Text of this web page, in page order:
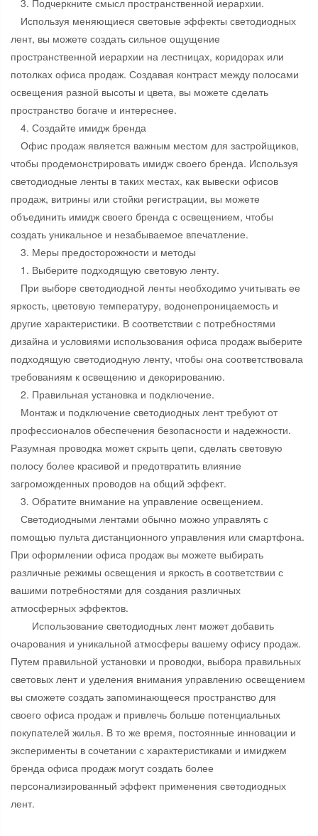
3. Подчеркните смысл пространственной иерархии.
Используя меняющиеся световые эффекты светодиодных
лент, вы можете создать сильное ощущение
пространственной иерархии на лестницах, коридорах или
потолках офиса продаж. Создавая контраст между полосами
освещения разной высоты и цвета, вы можете сделать
пространство богаче и интереснее.
4. Создайте имидж бренда
Офис продаж является важным местом для застройщиков,
чтобы продемонстрировать имидж своего бренда. Используя
светодиодные ленты в таких местах, как вывески офисов
продаж, витрины или стойки регистрации, вы можете
объединить имидж своего бренда с освещением, чтобы
создать уникальное и незабываемое впечатление.
3. Меры предосторожности и методы
1. Выберите подходящую световую ленту.
При выборе светодиодной ленты необходимо учитывать ее
яркость, цветовую температуру, водонепроницаемость и
другие характеристики. В соответствии с потребностями
дизайна и условиями использования офиса продаж выберите
подходящую светодиодную ленту, чтобы она соответствовала
требованиям к освещению и декорированию.
2. Правильная установка и подключение.
Монтаж и подключение светодиодных лент требуют от
профессионалов обеспечения безопасности и надежности.
Разумная проводка может скрыть цепи, сделать световую
полосу более красивой и предотвратить влияние
загроможденных проводов на общий эффект.
3. Обратите внимание на управление освещением.
Светодиодными лентами обычно можно управлять с
помощью пульта дистанционного управления или смартфона.
При оформлении офиса продаж вы можете выбирать
различные режимы освещения и яркость в соответствии с
вашими потребностями для создания различных
атмосферных эффектов.
Использование светодиодных лент может добавить
очарования и уникальной атмосферы вашему офису продаж.
Путем правильной установки и проводки, выбора правильных
световых лент и уделения внимания управлению освещением
вы сможете создать запоминающееся пространство для
своего офиса продаж и привлечь больше потенциальных
покупателей жилья. В то же время, постоянные инновации и
эксперименты в сочетании с характеристиками и имиджем
бренда офиса продаж могут создать более
персонализированный эффект применения светодиодных
лент.